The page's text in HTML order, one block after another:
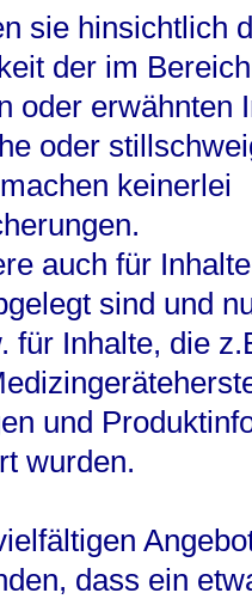
sie hinsichtlich
der im
oder erwähnten
oder
keinerlei
auch für
sind und
für Inhalte, die
und
wurden.
dass ein